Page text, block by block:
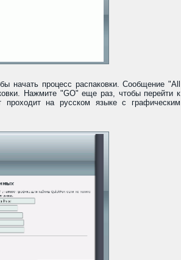
начать процесс распаковки. Сообщение "All
Нажмите "GO" еще раз, чтобы перейти к
на русском языке с графическим